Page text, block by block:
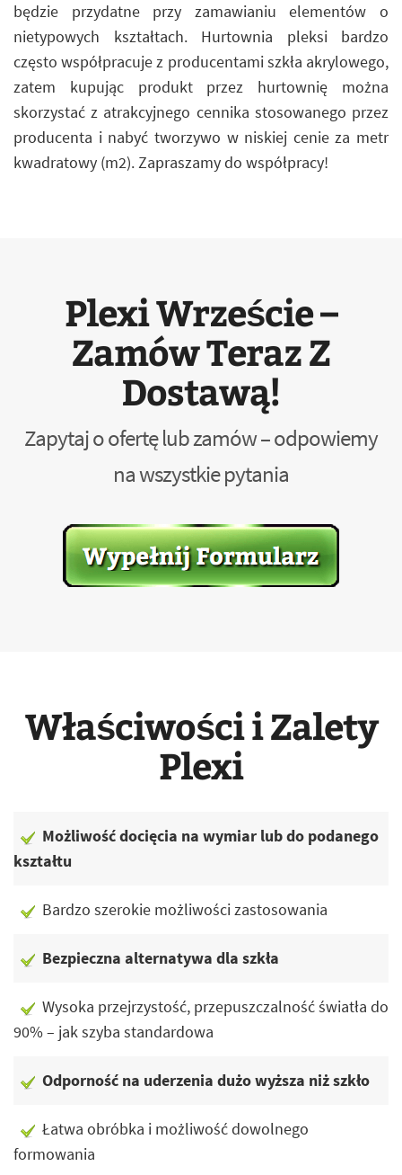
będzie przydatne przy zamawianiu elementów o
nietypowych kształtach. Hurtownia pleksi bardzo
często współpracuje z producentami szkła akrylowego,
zatem kupując produkt przez hurtownię można
skorzystać z atrakcyjnego cennika stosowanego przez
producenta i nabyć tworzywo w niskiej cenie za metr
kwadratowy (m2). Zapraszamy do współpracy!
Plexi Wrzeście –
Zamów Teraz Z
Dostawą!
Zapytaj o ofertę lub zamów – odpowiemy
na wszystkie pytania
Właściwości i Zalety
Plexi
Możliwość docięcia na wymiar lub do podanego
kształtu
Bardzo szerokie możliwości zastosowania
Bezpieczna alternatywa dla szkła
Wysoka przejrzystość, przepuszczalność światła do
90% – jak szyba standardowa
Odporność na uderzenia dużo wyższa niż szkło
Łatwa obróbka i możliwość dowolnego
formowania